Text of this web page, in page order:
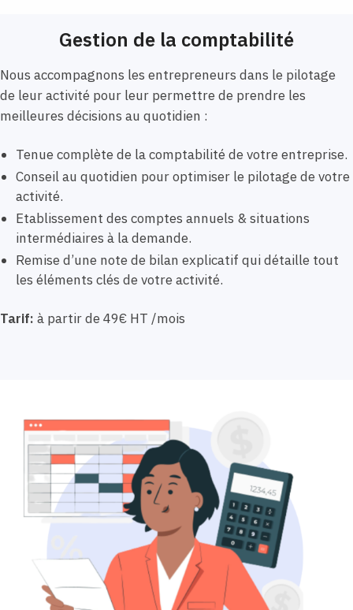
Gestion de la comptabilité
Nous accompagnons les entrepreneurs dans le pilotage
de leur activité pour leur permettre de prendre les
meilleures décisions au quotidien :
Tenue complète de la comptabilité de votre entreprise.
Conseil au quotidien pour optimiser le pilotage de votre
activité.
Etablissement des comptes annuels & situations
intermédiaires à la demande.
Remise d’une note de bilan explicatif qui détaille tout
les éléments clés de votre activité.
Tarif: à partir de 49€ HT /mois